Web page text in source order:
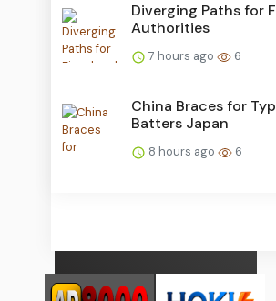
Diverging Paths for
Authorities
7 hours ago 6
China Braces for
Batters Japan
8 hours ago 6